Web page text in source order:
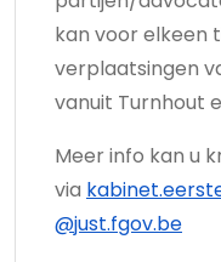
kan voor elkeen
verplaatsingen
vanuit Turnhout
Meer info kan u
via
@just.fgov.be